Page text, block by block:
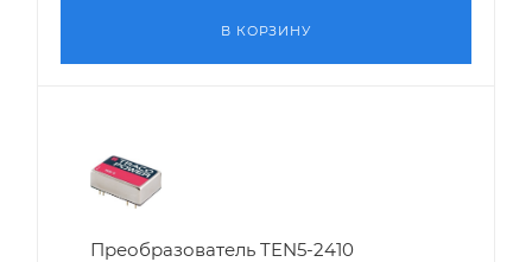
В КОРЗИНУ
Преобразователь TEN5-2410